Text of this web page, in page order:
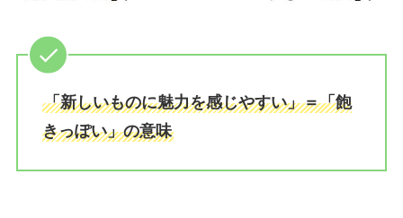
「新しいものに魅力を感じやすい」＝「飽
きっぽい」の意味